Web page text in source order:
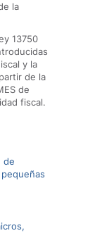
la
13750
y la
de la
de
fiscal.
de